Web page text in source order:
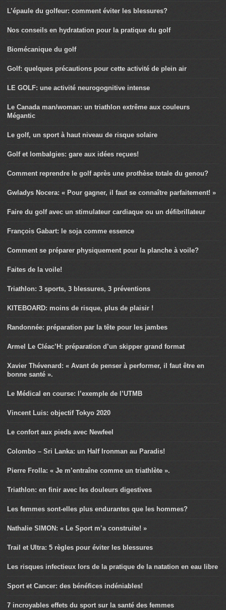
L’épaule du golfeur: comment éviter les blessures?
Nos conseils en hydratation pour la pratique du golf
Biomécanique du golf
Golf: quelques précautions pour cette activité de plein air
LE GOLF: une activité neurogognitive intense
Le Canada man/woman: un triathlon extrême aux couleurs
Mégantic
Le golf, un sport à haut niveau de risque solaire
Golf et lombalgies: gare aux idées reçues!
Comment reprendre le golf après une prothèse totale du genou?
Gwladys Nocera: « Pour gagner, il faut se connaître parfaitement! »
Faire du golf avec un stimulateur cardiaque ou un défibrillateur
François Gabart: le soja comme essence
Comment se préparer physiquement pour la planche à voile?
Faites de la voile!
Triathlon: 3 sports, 3 blessures, 3 préventions
KITEBOARD: moins de risque, plus de plaisir !
Randonnée: préparation par la tête pour les jambes
Armel Le Cléac’H: préparation d’un skipper grand format
Xavier Thévenard: « Avant de penser à performer, il faut être en
bonne santé ».
Le Médical en course: l’exemple de l’UTMB
Vincent Luis: objectif Tokyo 2020
Le confort aux pieds avec Newfeel
Colombo – Sri Lanka: un Half Ironman au Paradis!
Pierre Frolla: « Je m’entraîne comme un triathlète ».
Triathlon: en finir avec les douleurs digestives
Les femmes sont-elles plus endurantes que les hommes?
Nathalie SIMON: « Le Sport m’a construite! »
Trail et Ultra: 5 règles pour éviter les blessures
Les risques infectieux lors de la pratique de la natation en eau libre
Sport et Cancer: des bénéfices indéniables!
7 incroyables effets du sport sur la santé des femmes